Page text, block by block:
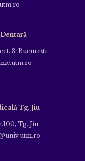
3, Bucureşti
Tg. Jiu
Tg. Jiu